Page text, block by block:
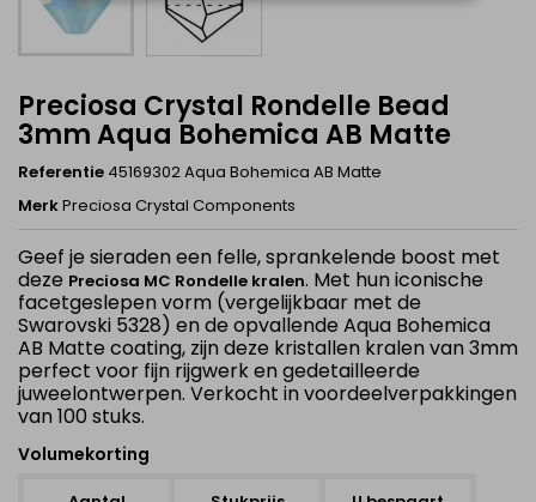
Preciosa Crystal Rondelle Bead
3mm Aqua Bohemica AB Matte
Referentie 45169302 Aqua Bohemica AB Matte
MerkPreciosa Crystal Components
Geef je sieraden een felle, sprankelende boost met
deze Preciosa MC Rondelle kralen. Met hun iconische
facetgeslepen vorm (vergelijkbaar met de
Swarovski 5328) en de opvallende Aqua Bohemica
AB Matte coating, zijn deze kristallen kralen van 3mm
perfect voor fijn rijgwerk en gedetailleerde
juweelontwerpen. Verkocht in voordeelverpakkingen
van 100 stuks.
Volumekorting